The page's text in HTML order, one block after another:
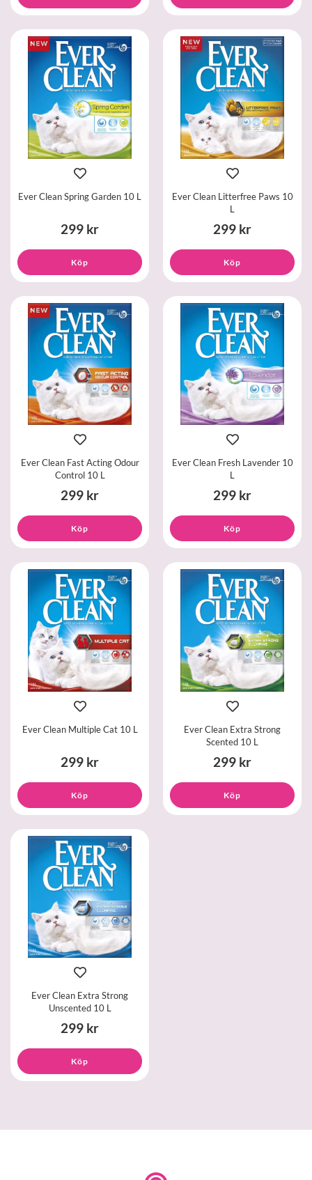
Ever Clean Spring Garden 10 L
299 kr
Köp
Ever Clean Litterfree Paws 10
L
299 kr
Köp
Ever Clean Fast Acting Odour
Control 10 L
299 kr
Köp
Ever Clean Fresh Lavender 10
L
299 kr
Köp
Ever Clean Multiple Cat 10 L
299 kr
Köp
Ever Clean Extra Strong
Scented 10 L
299 kr
Köp
Ever Clean Extra Strong
Unscented 10 L
299 kr
Köp